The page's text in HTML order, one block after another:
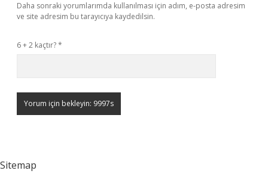
Daha sonraki yorumlarımda kullanılması için adım, e-posta adresim
ve site adresim bu tarayıcıya kaydedilsin.
6 + 2 kaçtır?*
Sitemap